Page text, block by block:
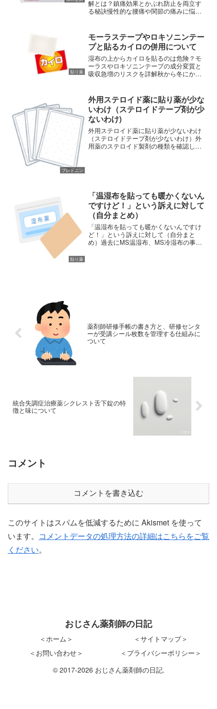
解とは？鎮痛効果とかぶれ防止を両立す
る秘訣慢性的な腰痛や関節の痛みに悩む
に馴染み深いお薬でしょう。高い鎮痛効
果を持つ一方で、多くのユ...
貼り薬
モーラステープやロキソニンテー
プと貼るカイロの併用について
湿布の上からカイロを貼るのは危険？モ
ーラスやロキソニンテープの成分変質と
吸収急増のリスクを詳解秋から冬にかけ
痛、肩こりに悩む方が増えてきます。ま
た、積雪地帯では重労働と...
プレドニン
外用ステロイド薬に貼り薬が少な
いわけ（ステロイドテープ剤が少
ないわけ)
外用ステロイド薬に貼り薬が少ないわけ
（ステロイドテープ剤が少ないわけ）外
用薬のステロイド製剤の種類を確認して
貼り薬
「温湿布を貼っても暖かくないん
ですけど！」という訴えに対して
（自分まとめ）
「温湿布を貼っても暖かくないんですけ
ど！」という訴えに対して（自分まと
め）過去にMS温湿布、MS冷湿布の事例
薬剤師研修手帳の書き方と、研修センタ
ーが受講シール枚数を管理する仕組みに
ついて
統合失調症治療薬シクレスト舌下錠の特
徴と味について
コメント
コメントを書き込む
このサイトはスパムを低減するために Akismet を使って
います。 コメントデータの処理方法の詳細はこちらをご覧
ください。
おじさん薬剤師の日記
＜ホーム＞
＜サイトマップ＞
＜お問い合わせ＞
＜プライバシーポリシー＞
© 2017-2026 おじさん薬剤師の日記.